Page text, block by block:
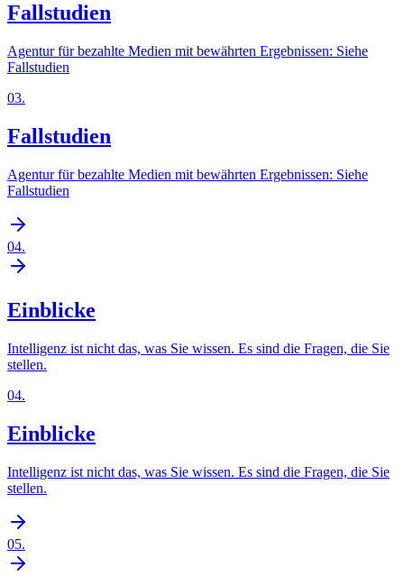
Fallstudien
Agentur für bezahlte Medien mit bewährten Ergebnissen: Siehe
Fallstudien
03.
Fallstudien
Agentur für bezahlte Medien mit bewährten Ergebnissen: Siehe
Fallstudien
04.
Einblicke
Intelligenz ist nicht das, was Sie wissen. Es sind die Fragen, die Sie
stellen.
04.
Einblicke
Intelligenz ist nicht das, was Sie wissen. Es sind die Fragen, die Sie
stellen.
05.